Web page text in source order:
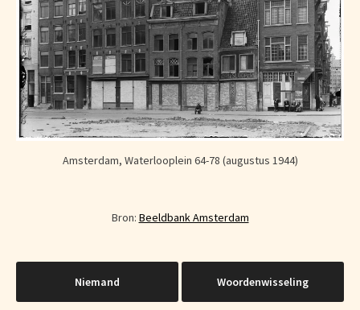
Amsterdam, Waterlooplein 64-78 (augustus 1944)
Bron: Beeldbank Amsterdam
BerichtNiemand Woordenwisseling